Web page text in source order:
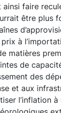
faire
être plus
à
matières
de
des
et aux
l’inflation à